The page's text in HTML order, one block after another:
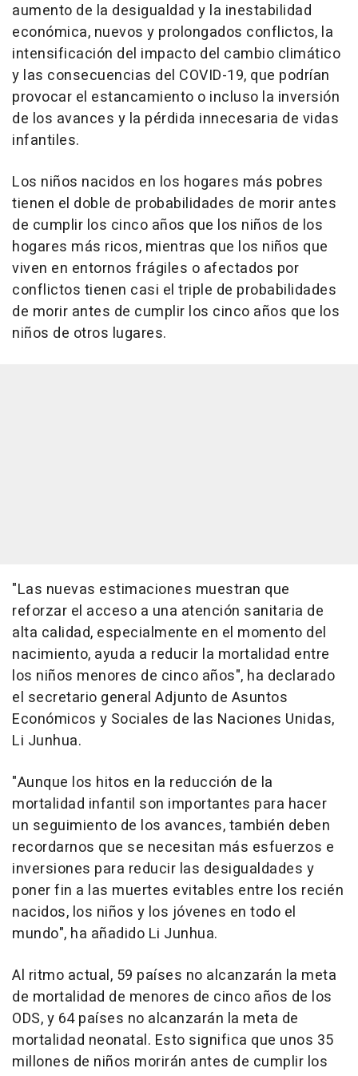
aumento de la desigualdad y la inestabilidad
económica, nuevos y prolongados conflictos, la
intensificación del impacto del cambio climático
y las consecuencias del COVID-19, que podrían
provocar el estancamiento o incluso la inversión
de los avances y la pérdida innecesaria de vidas
infantiles.
Los niños nacidos en los hogares más pobres
tienen el doble de probabilidades de morir antes
de cumplir los cinco años que los niños de los
hogares más ricos, mientras que los niños que
viven en entornos frágiles o afectados por
conflictos tienen casi el triple de probabilidades
de morir antes de cumplir los cinco años que los
niños de otros lugares.
"Las nuevas estimaciones muestran que
reforzar el acceso a una atención sanitaria de
alta calidad, especialmente en el momento del
nacimiento, ayuda a reducir la mortalidad entre
los niños menores de cinco años", ha declarado
el secretario general Adjunto de Asuntos
Económicos y Sociales de las Naciones Unidas,
Li Junhua.
"Aunque los hitos en la reducción de la
mortalidad infantil son importantes para hacer
un seguimiento de los avances, también deben
recordarnos que se necesitan más esfuerzos e
inversiones para reducir las desigualdades y
poner fin a las muertes evitables entre los recién
nacidos, los niños y los jóvenes en todo el
mundo", ha añadido Li Junhua.
Al ritmo actual, 59 países no alcanzarán la meta
de mortalidad de menores de cinco años de los
ODS, y 64 países no alcanzarán la meta de
mortalidad neonatal. Esto significa que unos 35
millones de niños morirán antes de cumplir los